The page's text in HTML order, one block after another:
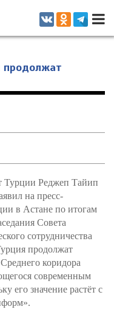
актуальным
продолжат
Турции Реджеп Тайип
на пресс-
в Астане по итогам
Совета
сотрудничества
продолжат
коридора
современным
его значение растёт с